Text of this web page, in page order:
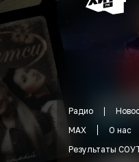
Радио
MAX
О нас
Результаты